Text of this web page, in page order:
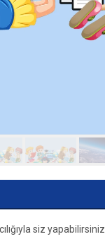
siz yapabilirsiniz.